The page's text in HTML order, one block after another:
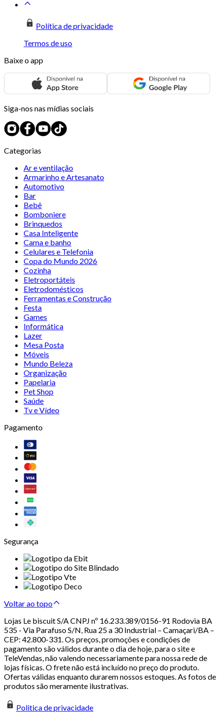
Política de privacidade
Termos de uso
Baixe o app
Siga-nos nas mídias sociais
Categorias
Ar e ventilação
Armarinho e Artesanato
Automotivo
Bar
Bebê
Bomboniere
Brinquedos
Casa Inteligente
Cama e banho
Celulares e Telefonia
Copa do Mundo 2026
Cozinha
Eletroportáteis
Eletrodomésticos
Ferramentas e Construção
Festa
Games
Informática
Lazer
Mesa Posta
Móveis
Mundo Beleza
Organização
Papelaria
Pet Shop
Saúde
Tv e Vídeo
Pagamento
Segurança
Voltar ao topo
Lojas Le biscuit S/A CNPJ nº 16.233.389/0156-91 Rodovia BA
535 - Via Parafuso S/N, Rua 25 a 30 Industrial – Camaçari/BA –
CEP: 42.800-331. Os preços, promoções e condições de
pagamento são válidos durante o dia de hoje, para o site e
TeleVendas, não valendo necessariamente para nossa rede de
lojas físicas. O frete não está incluído no preço do produto.
Ofertas válidas enquanto durarem nossos estoques. As fotos de
produtos são meramente ilustrativas.
Politica de privacidade